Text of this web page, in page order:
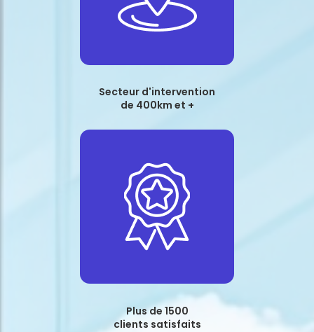
Secteur d'intervention
de 400km et +
Plus de 1500
clients satisfaits